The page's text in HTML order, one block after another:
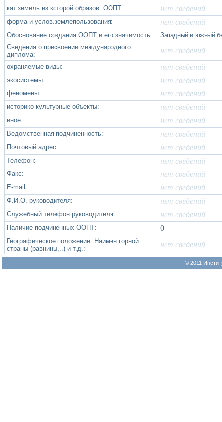
кат.земель из которой образов. ООПТ: нет сведений
форма и услов.землепользования: нет сведений
Обоснование создания ООПТ и его значимость:
Западный и южный
Сведения о присвоении международного
диплома:
нет сведений
охраняемые виды: нет сведений
экосистемы: нет сведений
феномены: нет сведений
историко-культурные объекты: нет сведений
иное: нет сведений
Ведомственная подчиненность: нет сведений
Почтовый адрес: нет сведений
Телефон: нет сведений
Факс: нет сведений
Е-mail: нет сведений
Ф.И.О. руководителя: нет сведений
Служебный телефон руководителя: нет сведений
Наличие подчиненных ООПТ: 0
Географическое положение. Наимен.горной
страны (равнины,..) и т.д.:
нет сведений
© 2011